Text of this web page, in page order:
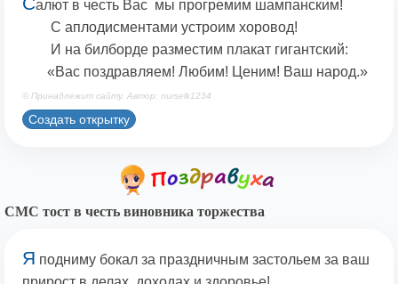
алют в честь Вас мы прогремим шампанским!
С аплодисментами устроим хоровод!
И на билборде разместим плакат гигантский:
«Вас поздравляем! Любим! Ценим! Ваш народ.»
© Принадлежит сайту. Автор: nurselk1234
Создать открытку
СМС тост в честь виновника торжества
Я подниму бокал за праздничным застольем за ваш